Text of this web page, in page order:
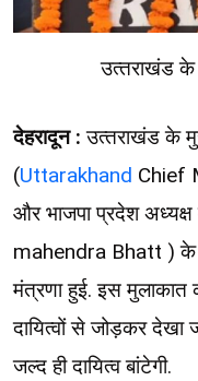
उत्‍तराखंड के
देहरादून :उत्‍तराखंड के
(Uttarakhand Chief
और भाजपा प्रदेश
mahendra Bhatt ) के
मंत्रणा हुई. इस मुलाकात
दायित्वों से जोड़कर देखा
जल्द ही दायित्व बांटेगी.